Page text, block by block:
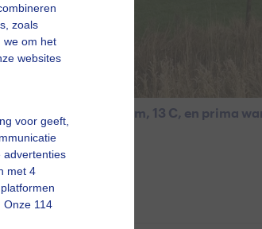
zoals
we om het
websites
voor geeft,
advertenties
met 4
Onze 114
voor de zon. Warm, 13 C, en prima